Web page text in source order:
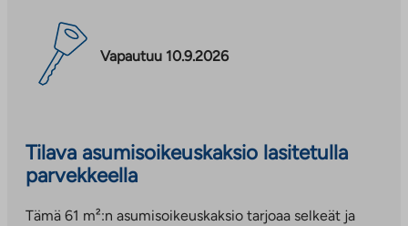
Vapautuu 10.9.2026
Tilava asumisoikeuskaksio lasitetulla
parvekkeella
Tämä 61 m²:n asumisoikeuskaksio tarjoaa selkeät ja